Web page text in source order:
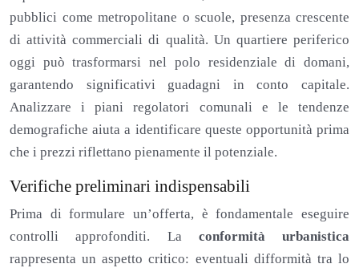
pubblici come metropolitane o scuole, presenza crescente
di attività commerciali di qualità. Un quartiere periferico
oggi può trasformarsi nel polo residenziale di domani,
garantendo significativi guadagni in conto capitale.
Analizzare i piani regolatori comunali e le tendenze
demografiche aiuta a identificare queste opportunità prima
che i prezzi riflettano pienamente il potenziale.
Verifiche preliminari indispensabili
Prima di formulare un’offerta, è fondamentale eseguire
controlli approfonditi. La conformità urbanistica
rappresenta un aspetto critico: eventuali difformità tra lo